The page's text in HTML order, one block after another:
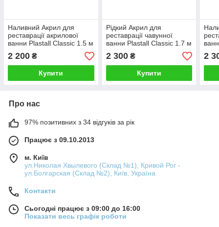
Наливний Акрил для
реставрації акрилової
ванни Plastall Classic 1.5 м
(3 кг) Оригінал
2 200 ₴
Купити
Рідкий Акрил для
реставрації чавунної
ванни Plastall Classic 1.7 м
(3,4 кг) Оригінал
2 300₴
Купити
(3,4
2
Про нас
97% позитивних з 34 відгуків за рік
Працює з 09.10.2013
м. Київ
ул.Николая Хвылевого (Склад №1), Кривой Рог -
ул.Болгарская (Склад №2), Київ, Україна
Контакти
Сьогодні працює з 09:00 до 16:00
Показати весь графік роботи